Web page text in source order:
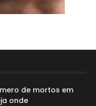
de mortos em
onde